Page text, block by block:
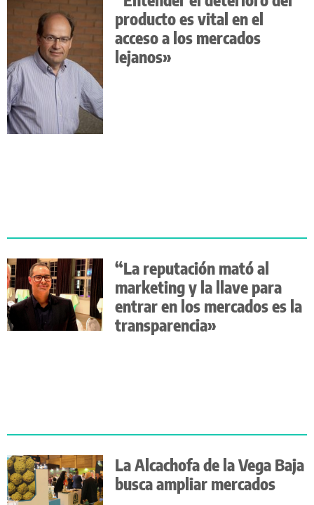
producto es vital en el
acceso a los mercados
lejanos»
“La reputación mató al
marketing y la llave para
entrar en los mercados es la
transparencia»
La Alcachofa de la Vega Baja
busca ampliar mercados